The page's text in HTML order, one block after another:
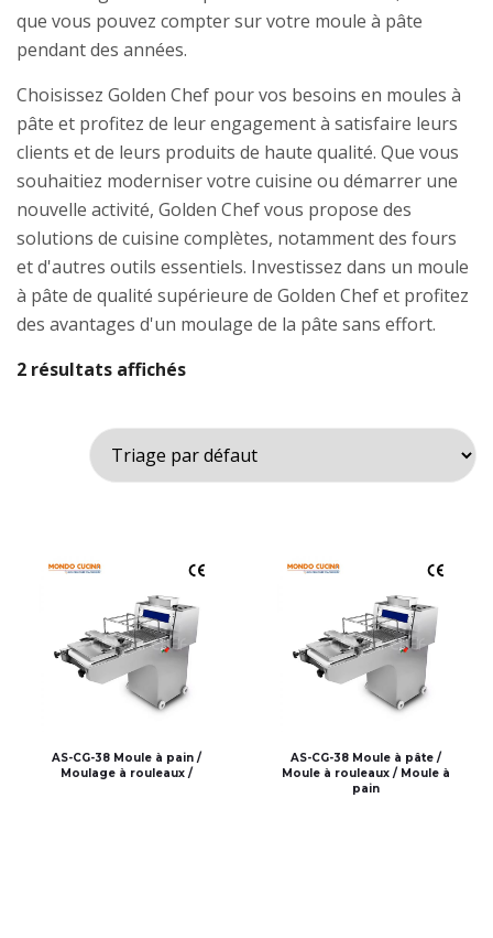
que vous pouvez compter sur votre moule à pâte
pendant des années.
Choisissez Golden Chef pour vos besoins en moules à
pâte et profitez de leur engagement à satisfaire leurs
clients et de leurs produits de haute qualité. Que vous
souhaitiez moderniser votre cuisine ou démarrer une
nouvelle activité, Golden Chef vous propose des
solutions de cuisine complètes, notamment des fours
et d'autres outils essentiels. Investissez dans un moule
à pâte de qualité supérieure de Golden Chef et profitez
des avantages d'un moulage de la pâte sans effort.
2 résultats affichés
AS-CG-38 Moule à pain /
Moulage à rouleaux /
AS-CG-38 Moule à pâte /
Moule à rouleaux / Moule à
pain